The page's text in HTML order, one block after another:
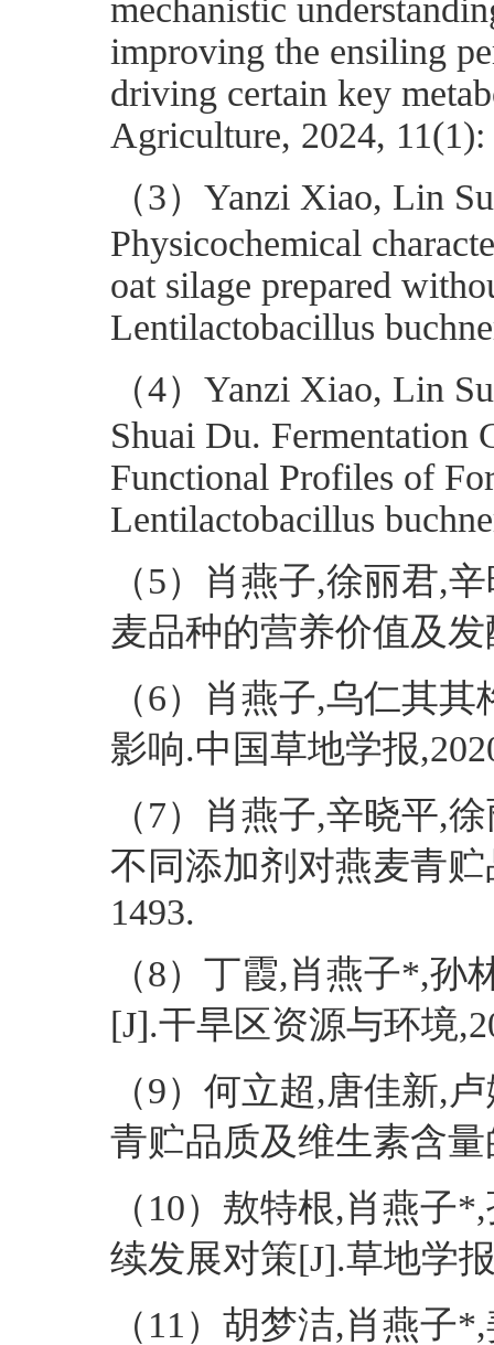
mechanistic
improving the ensiling
driving certain key
Agriculture, 2024, 11(1):
（3）Yanzi Xiao, Lin
Physicochemical
oat silage prepared
Lentilactobacillus
（4）Yanzi Xiao, Lin
Shuai Du. Fermentation
Functional Profiles of
Lentilactobacillus
（5）肖燕子,徐丽君,
麦品种的营养价值及发
（6）肖燕子,乌仁其
影响.中国草地学报
（7）肖燕子,辛晓平,
不同添加剂对燕麦青贮
1493.
（8）丁霞,肖燕子*,
[J].干旱区资源与环境
（9）何立超,唐佳新,
青贮品质及维生素含
（10）敖特根,肖燕子
续发展对策[J].草地学
（11）胡梦洁,肖燕子